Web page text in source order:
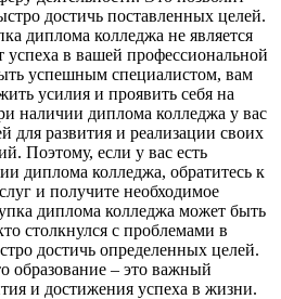
достичь поставленных целей.
диплома колледжа не является
успеха в вашей профессиональной
успешным специалистом, вам
усилия и проявить себя на
наличии диплома колледжа у вас
для развития и реализации своих
Поэтому, если у вас есть
диплома колледжа, обратитесь к
и получите необходимое
диплома колледжа может быть
столкнулся с проблемами в
достичь определенных целей.
образование – это важный
и достижения успеха в жизни.